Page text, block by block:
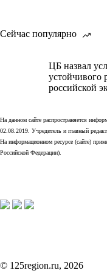
Сейчас популярно
ЦБ назвал
устойчивого
российской
На данном сайте распространяется
02.08.2019. Учредитель и главный
На информационном ресурсе (сайте)
Российской Федерации).
© 125region.ru, 2026